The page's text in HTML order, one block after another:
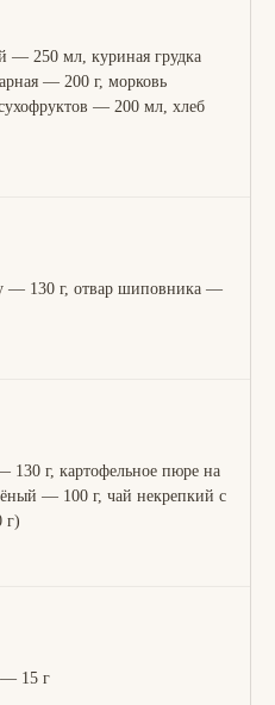
— 250 мл, куриная грудка
— 200 г, морковь
— 200 мл, хлеб
— 130 г, отвар шиповника —
130 г, картофельное пюре на
— 100 г, чай некрепкий с
г)
— 15 г